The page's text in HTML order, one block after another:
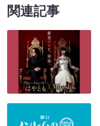
関連記事